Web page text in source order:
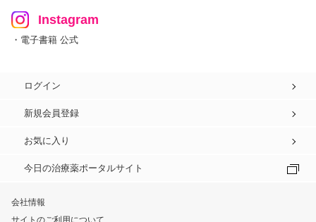
Instagram
・電子書籍 公式
ログイン
新規会員登録
お気に入り
今日の治療薬ポータルサイト
会社情報
サイトのご利用について